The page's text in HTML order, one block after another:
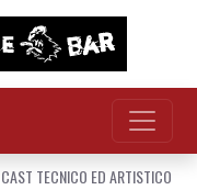
TECNICO ED ARTISTICO